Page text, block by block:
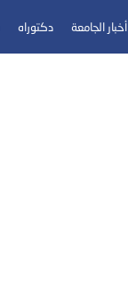
أخبار الجامعة دكتوراه